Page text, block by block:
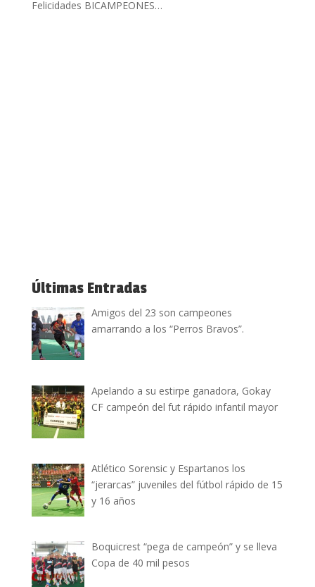
Felicidades BICAMPEONES…
Últimas Entradas
Amigos del 23 son campeones
amarrando a los “Perros Bravos”.
Apelando a su estirpe ganadora, Gokay
CF campeón del fut rápido infantil mayor
Atlético Sorensic y Espartanos los
“jerarcas” juveniles del fútbol rápido de 15
y 16 años
Boquicrest “pega de campeón” y se lleva
Copa de 40 mil pesos